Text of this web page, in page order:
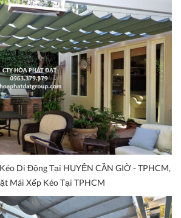
Di Động Tại HUYỆN CẦN GIỜ - TPHCM,
Mái Xếp Kéo Tại TPHCM